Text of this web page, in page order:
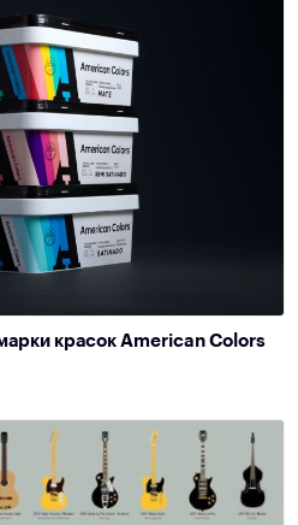
красок American Colors